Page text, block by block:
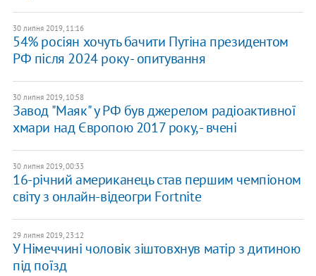
30 липня 2019, 11:16
54% росіян хочуть бачити Путіна президентом
РФ після 2024 року - опитування
30 липня 2019, 10:58
Завод "Маяк" у РФ був джерелом радіоактивної
хмари над Європою 2017 року, - вчені
30 липня 2019, 00:33
16-річний американець став першим чемпіоном
світу з онлайн-відеогри Fortnite
29 липня 2019, 23:12
У Німеччині чоловік зіштовхнув матір з дитиною
під поїзд